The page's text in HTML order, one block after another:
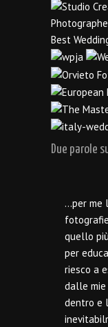
Due parole
…per me
quello
per
riesco a
dalle
dentro e